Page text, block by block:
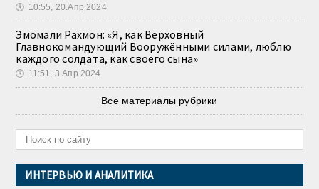
🕔 10:55, 20.Апр 2024
Эмомали Рахмон: «Я, как Верховный
Главнокомандующий Вооружёнными силами, люблю
каждого солдата, как своего сына»
🕔 11:51, 3.Апр 2024
Все материалы рубрики
ИНТЕРВЬЮ И АНАЛИТИКА